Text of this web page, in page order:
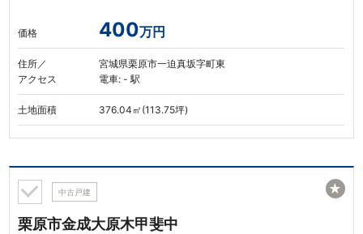
価格 400万円
住所／
アクセス
宮城県栗原市一迫真坂字町東
電車: - 駅
土地面積 376.04㎡(113.75坪)
中古戸建
栗原市金成大原木甲斐中
★